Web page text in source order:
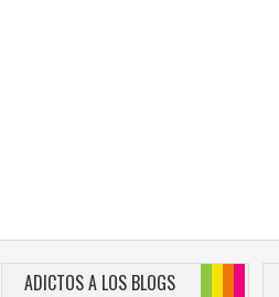
ADICTOS A LOS BLOGS